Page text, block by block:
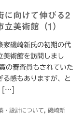
に向けて伸びる2
美術館（1）
家磯崎新氏の初期の代
美術館を訪問しまし
の審査員もされていた
る感もありますが、と
[…]
・設計について, 磯崎新